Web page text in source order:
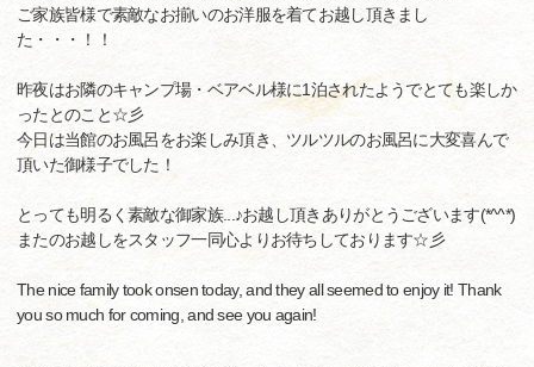
ご家族皆様で素敵なお揃いのお洋服を着てお越し頂きまし
た・・・！！
昨夜はお隣のキャンプ場・ベアベル様に1泊されたようでとても楽しか
ったとのこと☆彡
今日は当館のお風呂をお楽しみ頂き、ツルツルのお風呂に大変喜んで
頂いた御様子でした！
とっても明るく素敵な御家族...♪お越し頂きありがとうございます(*^^*)
またのお越しをスタッフ一同心よりお待ちしております☆彡
The nice family took onsen today, and they all seemed to enjoy it! Thank
you so much for coming, and see you again!